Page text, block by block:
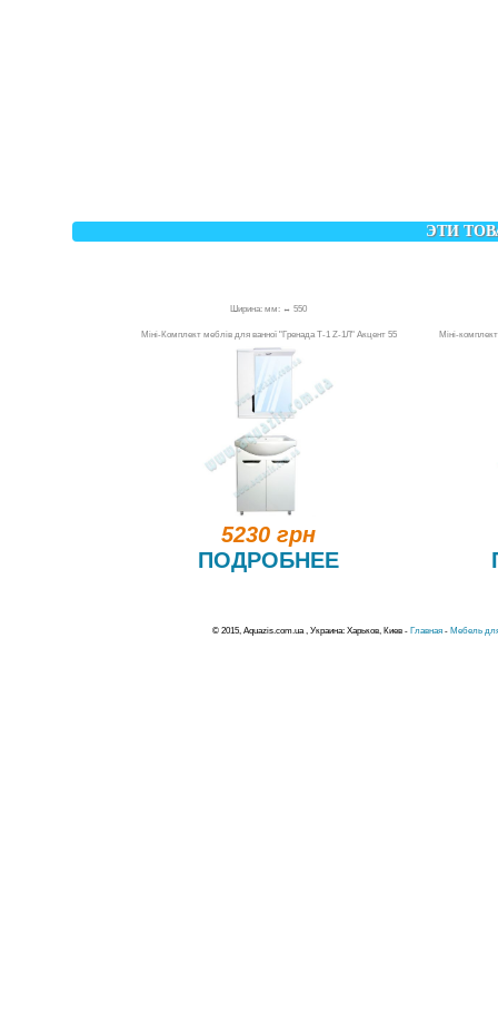
ЭТИ
Ширина: мм: ↔ 550
Міні-Комплект меблів для ванної "Гренада Т-1 Z-1Л" Акцент 55
5230 грн
ПОДРОБНЕЕ
Міні-
© 2015, Aquazis.com.ua , Украина: Харьков, Киев - Главная - Мебель